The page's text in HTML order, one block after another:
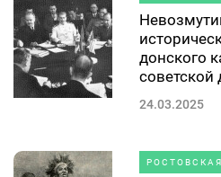
донского
советской
24.03.2025